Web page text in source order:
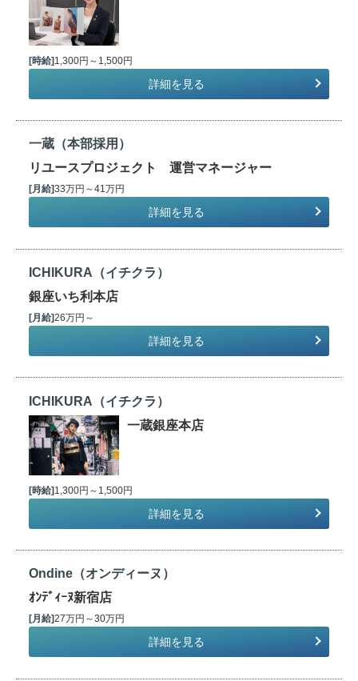
[時給]1,300円～1,500円
詳細を見る
一蔵（本部採用）
リユースプロジェクト 運営マネージャー
[月給]33万円～41万円
詳細を見る
ICHIKURA（イチクラ）
銀座いち利本店
[月給]26万円～
詳細を見る
ICHIKURA（イチクラ）
一蔵銀座本店
[時給]1,300円～1,500円
詳細を見る
Ondine（オンディーヌ）
ｵﾝﾃﾞｨｰﾇ新宿店
[月給]27万円～30万円
詳細を見る